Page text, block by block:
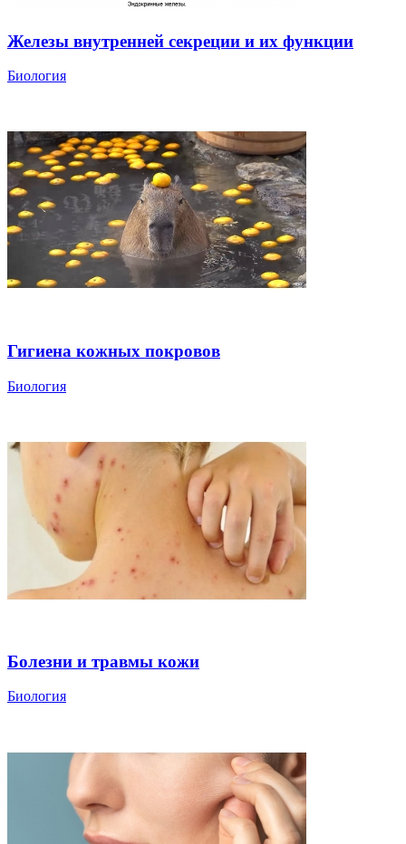
Железы внутренней секреции и их функции
Биология
Гигиена кожных покровов
Биология
Болезни и травмы кожи
Биология